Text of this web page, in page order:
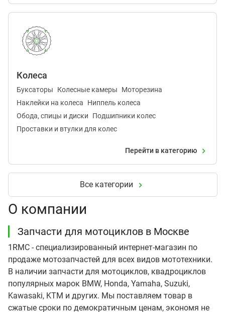
Все категории
Колеса
Буксаторы Колесные камеры
Моторезина
Наклейки на колеса
Ниппель колеса
Обода, спицы и диски
Подшипники колес
Проставки и втулки для колес
Перейти в категорию
О компании
Запчасти для мотоциклов в Москве
1RMC - специализированный интернет-магазин по
продаже мотозапчастей для всех видов мототехники.
В наличии запчасти для мотоциклов, квадроциклов
популярных марок BMW, Honda, Yamaha, Suzuki,
Kawasaki, KTM и других. Мы поставляем товар в
сжатые сроки по демократичным ценам, экономя не